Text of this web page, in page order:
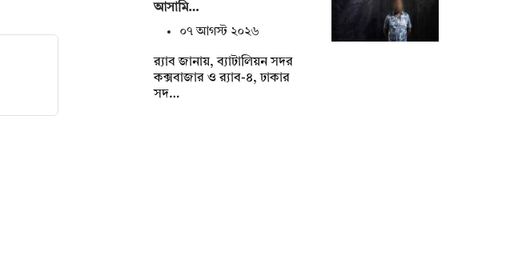
আসামি…
০৭ আগস্ট ২০২৬
র‌্যাব জানায়, ব্যাটালিয়ন সদর
কক্সবাজার ও র‌্যাব-৪, ঢাকার
সদ…